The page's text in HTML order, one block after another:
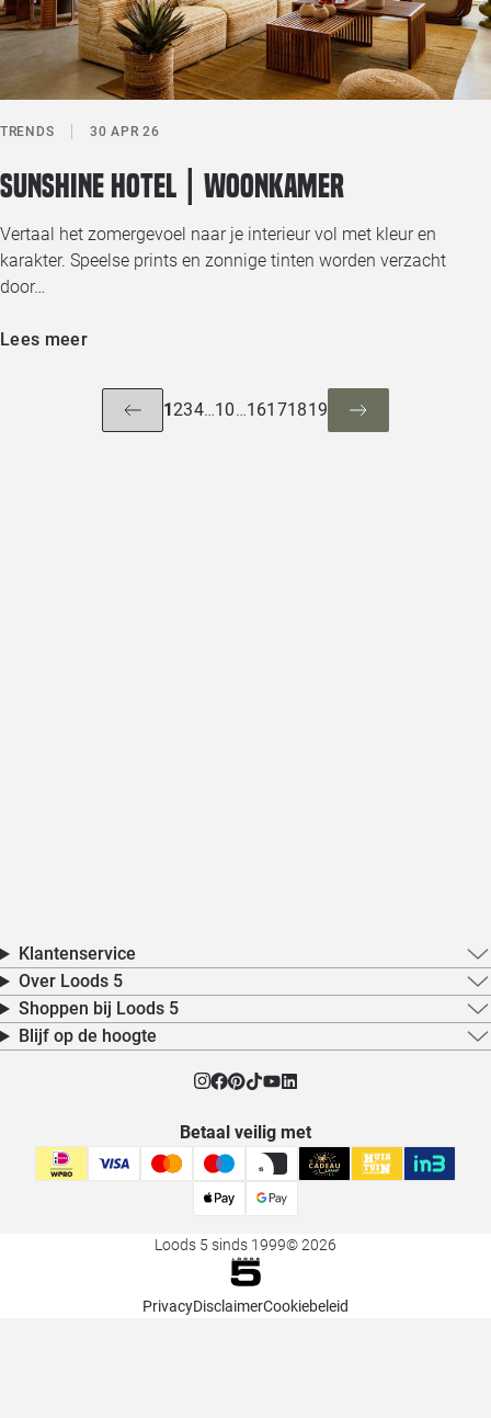
TRENDS 30 APR 26
Sunshine Hotel | Woonkamer
Vertaal het zomergevoel naar je interieur vol met kleur en
karakter. Speelse prints en zonnige tinten worden verzacht
door…
Lees meer
1234…10…16171819
Klantenservice
Over Loods 5
Shoppen bij Loods 5
Blijf op de hoogte
Betaal veilig met
Loods 5 sinds 1999© 2026
PrivacyDisclaimerCookiebeleid